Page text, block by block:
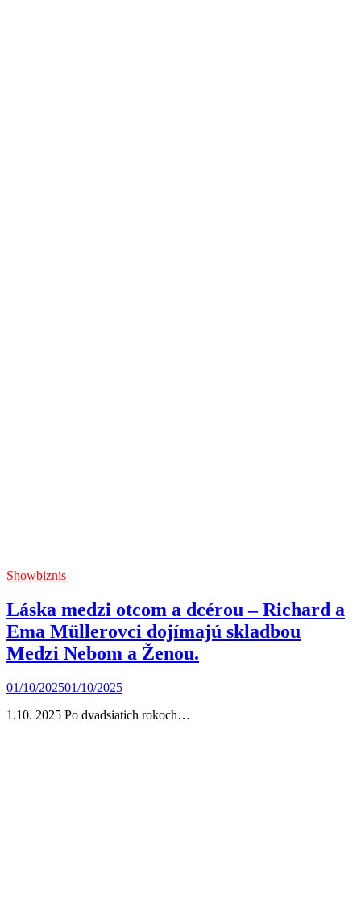
Showbiznis
Láska medzi otcom a dcérou – Richard a
Ema Müllerovci dojímajú skladbou
Medzi Nebom a Ženou.
01/10/202501/10/2025
1.10. 2025 Po dvadsiatich rokoch…